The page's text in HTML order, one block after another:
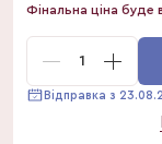
Фінальна ціна буде
1
Відправка з